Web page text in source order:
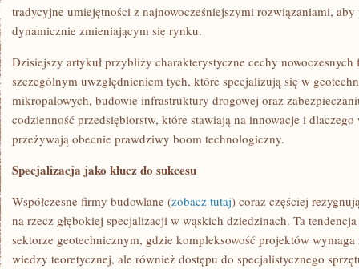
tradycyjne umiejętności z najnowocześniejszymi rozwiązaniami,
dynamicznie zmieniającym się rynku.
Dzisiejszy artykuł przybliży charakterystyczne cechy nowoczesnych
szczególnym uwzględnieniem tych, które specjalizują się w
mikropalowych, budowie infrastruktury drogowej oraz
codzienność przedsiębiorstw, które stawiają na innowacje i dlaczego
przeżywają obecnie prawdziwy boom technologiczny.
Specjalizacja jako klucz do sukcesu
Współczesne firmy budowlane (zobacz tutaj) coraz częściej
na rzecz głębokiej specjalizacji w wąskich dziedzinach. Ta
sektorze geotechnicznym, gdzie kompleksowość projektów
wiedzy teoretycznej, ale również dostępu do specjalistycznego